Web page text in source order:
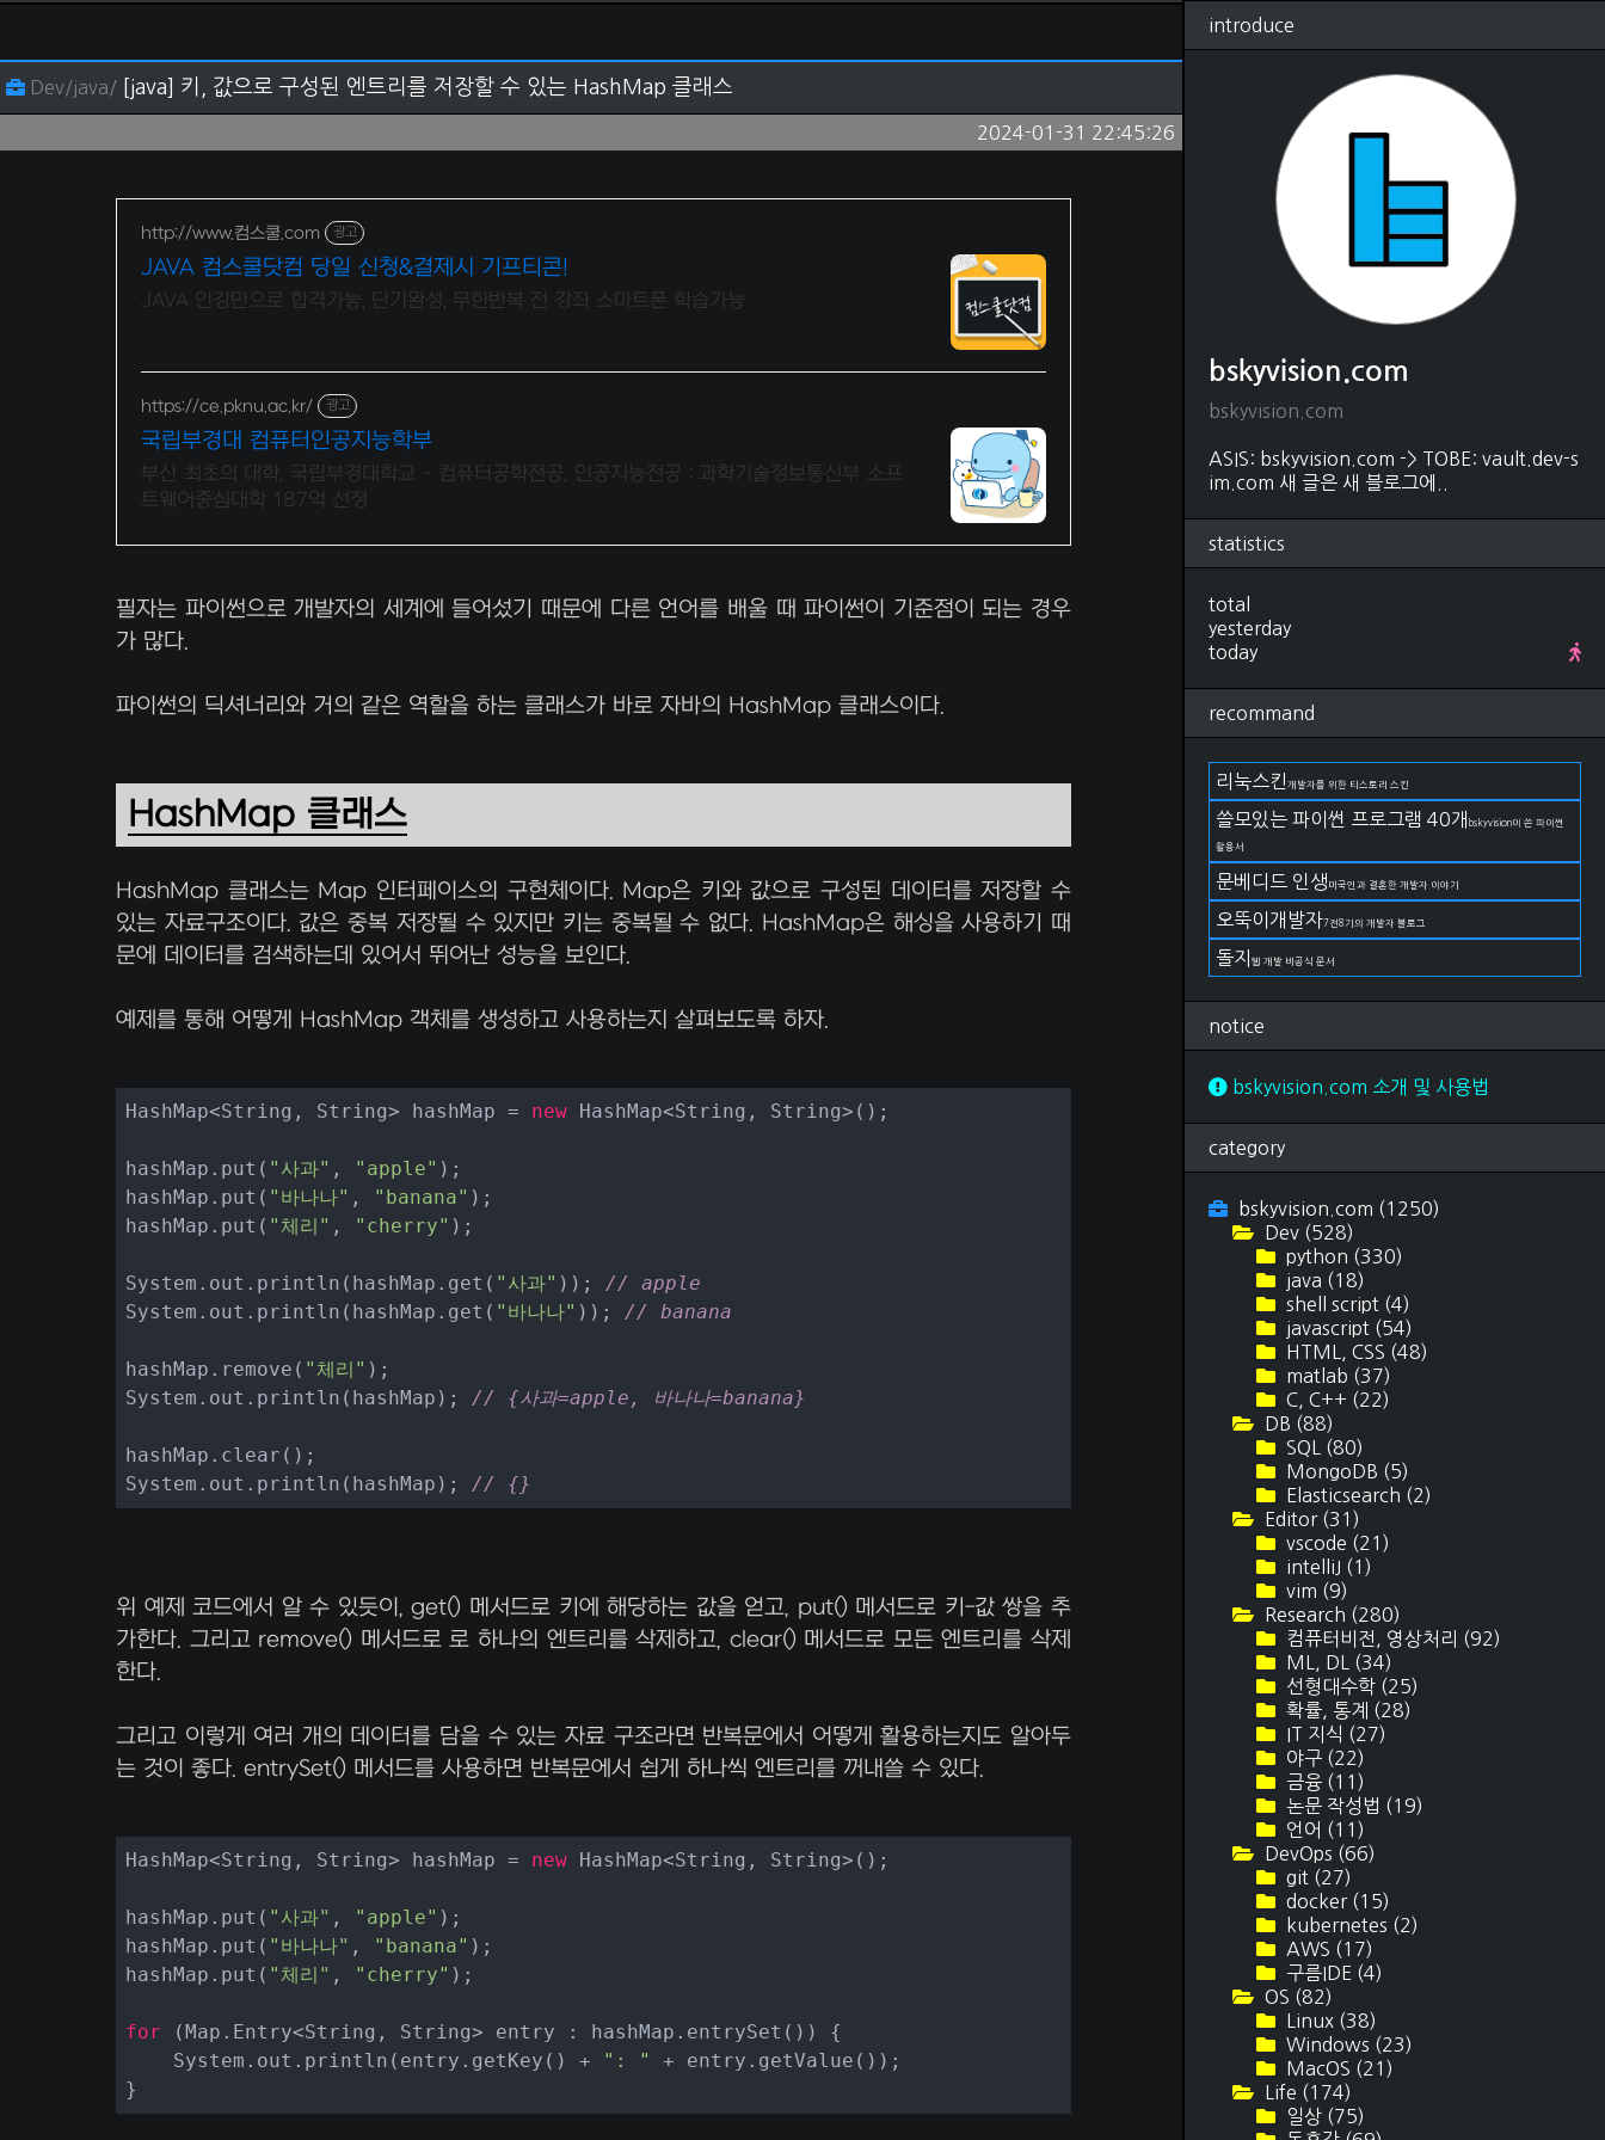
Dev/java/ [java] 키, 값으로 구성된 엔트리를 저장할 수 있는 HashMap 클래스
2024-01-31 22:45:26
http://www.컴스쿨.com 광고
JAVA 컴스쿨닷컴 당일 신청&결제시 기프티콘!
JAVA 인강만으로 합격가능, 단기완성, 무한반복 전 강좌 스마트폰 학습가능
https://ce.pknu.ac.kr/ 광고
국립부경대 컴퓨터인공지능학부
부산 최초의 대학, 국립부경대학교 - 컴퓨터공학전공, 인공지능전공 : 과학기술정보통신부 소프
트웨어중심대학 187억 선정
필자는 파이썬으로 개발자의 세계에 들어섰기 때문에 다른 언어를 배울 때 파이썬이 기준점이 되는 경우
가 많다.
파이썬의 딕셔너리와 거의 같은 역할을 하는 클래스가 바로 자바의 HashMap 클래스이다.
HashMap 클래스
HashMap 클래스는 Map 인터페이스의 구현체이다. Map은 키와 값으로 구성된 데이터를 저장할 수
있는 자료구조이다. 값은 중복 저장될 수 있지만 키는 중복될 수 없다. HashMap은 해싱을 사용하기 때
문에 데이터를 검색하는데 있어서 뛰어난 성능을 보인다.
예제를 통해 어떻게 HashMap 객체를 생성하고 사용하는지 살펴보도록 하자.
HashMap<String, String> hashMap = new HashMap<String, String>();
hashMap.put( "사과" , "apple" );
hashMap.put( "바나나" , "banana" );
hashMap.put( "체리" , "cherry" );
System.out.println(hashMap.get( "사과" )); // apple
System.out.println(hashMap.get( "바나나" )); // banana
hashMap.remove( "체리" );
System.out.println(hashMap); // {사과=apple, 바나나=banana}
hashMap.clear();
System.out.println(hashMap); // {}
위 예제 코드에서 알 수 있듯이, get() 메서드로 키에 해당하는 값을 얻고, put() 메서드로 키-값 쌍을 추
가한다. 그리고 remove() 메서드로 로 하나의 엔트리를 삭제하고, clear() 메서드로 모든 엔트리를 삭제
한다.
그리고 이렇게 여러 개의 데이터를 담을 수 있는 자료 구조라면 반복문에서 어떻게 활용하는지도 알아두
는 것이 좋다. entrySet() 메서드를 사용하면 반복문에서 쉽게 하나씩 엔트리를 꺼내쓸 수 있다.
HashMap<String, String> hashMap = new HashMap<String, String>();
hashMap.put( "사과" , "apple" );
hashMap.put( "바나나" , "banana" );
hashMap.put( "체리" , "cherry" );
for (Map.Entry<String, String> entry : hashMap.entrySet()) {
    System.out.println(entry.getKey() +
": "
+ entry.getValue());
}
introduce
bskyvision.com
bskyvision.com
ASIS: bskyvision.com -> TOBE: vault.dev-s
im.com 새 글은 새 블로그에..
statistics
total
yesterday
today
recommand
리눅스킨 개발자를 위한 티스토리 스킨
쓸모있는 파이썬 프로그램 40개 bskyvision이 쓴 파이썬
활용서
문베디드 인생 미국인과 결혼한 개발자 이야기
오뚝이개발자7전8기의 개발자 블로그
돌지 웹 개발 비공식 문서
notice
bskyvision.com 소개 및 사용법
category
bskyvision.com (1250)
Dev (528)
python (330)
java (18)
shell script (4)
javascript (54)
HTML, CSS (48)
matlab (37)
C, C++ (22)
DB (88)
SQL (80)
MongoDB (5)
Elasticsearch (2)
Editor (31)
vscode (21)
intelliJ (1)
vim (9)
Research (280)
컴퓨터비전, 영상처리 (92)
ML, DL (34)
선형대수학 (25)
확률, 통계 (28)
IT 지식 (27)
야구 (22)
금융 (11)
논문 작성법 (19)
언어 (11)
DevOps (66)
git (27)
docker (15)
kubernetes (2)
AWS (17)
구름IDE (4)
OS (82)
Linux (38)
Windows (23)
MacOS (21)
Life (174)
일상 (75)
태그 관리 글쓰기
bskyvision.com
Dev
(330)
shell script
(4)
javascript(54)
HTML, CSS
matlab(37)
DB
(88)
SQL(80)
MongoDB
Editor(31)
vscode(21)
Research
선형대수학
야구(22)
금융
논문 작성법(19)
언어(11)
DevOps(66)
git(27)
kubernetes(2)
AWS(17)
구름IDE
OS(82)
Linux
Windows(23)
MacOS(21)
Life
일상(75)
독후감
(69)
여행 후기
(15)
티스토리 스킨(3)
문서 작업